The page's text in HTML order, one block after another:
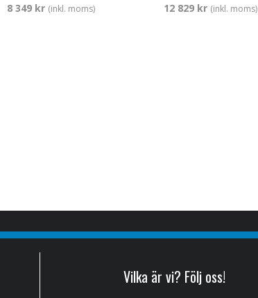
8 349 kr (inkl. moms) 12 829 kr (inkl. moms)
Vilka är vi? Följ oss!